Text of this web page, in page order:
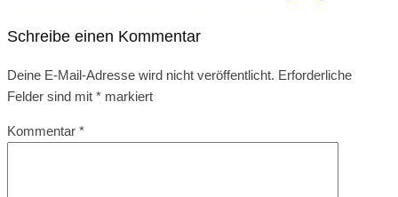
Schreibe einen Kommentar
Deine E-Mail-Adresse wird nicht veröffentlicht. Erforderliche
Felder sind mit * markiert
Kommentar *